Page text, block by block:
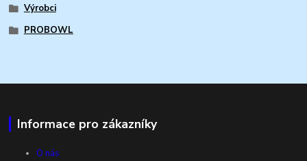
Výrobci
PROBOWL
Informace pro zákazníky
O nás